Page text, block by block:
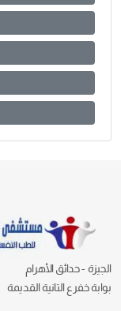
الجيزة - حدائق الأهرام
بوابة خفرع التانية القديمة